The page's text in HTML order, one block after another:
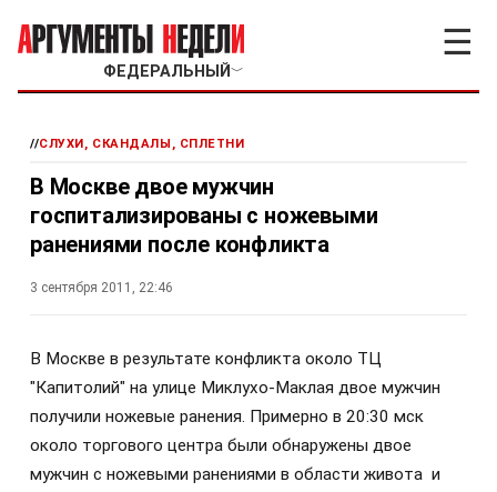
ФЕДЕРАЛЬНЫЙ ﹀
☰
//СЛУХИ, СКАНДАЛЫ, СПЛЕТНИ
В Москве двое мужчин
госпитализированы с ножевыми
ранениями после конфликта
3 сентября 2011, 22:46
В Москве в результате конфликта около ТЦ
"Капитолий" на улице Миклухо-Маклая двое мужчин
получили ножевые ранения. Примерно в 20:30 мск
около торгового центра были обнаружены двое
мужчин с ножевыми ранениями в области живота и